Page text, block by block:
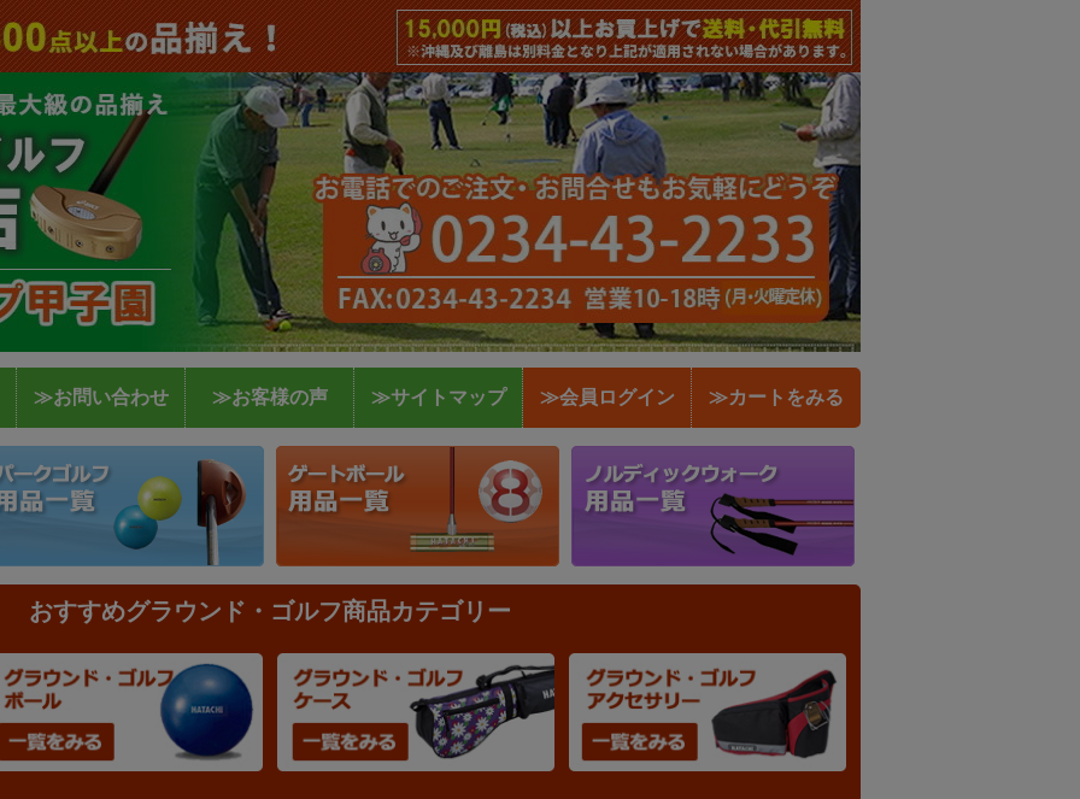
≫お問い合わせ ≫お客様の声 ≫サイトマップ ≫会員ログイン ≫カートをみる
おすすめグラウンド・ゴルフ商品カテゴリー